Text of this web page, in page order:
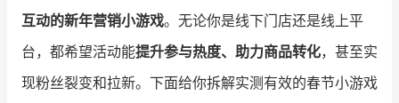
品牌消费观
新零售资讯
培训课程
互动的新年营销小游戏。无论你是线下门店还是线上平
台，都希望活动能提升参与热度、助力商品转化，甚至实
现粉丝裂变和拉新。下面给你拆解实测有效的春节小游戏